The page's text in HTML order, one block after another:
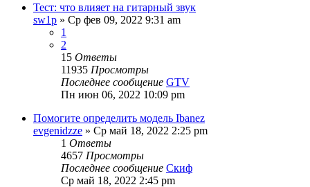
Тест: что влияет на гитарный звук
sw1p » Ср фев 09, 2022 9:31 am
1
2
15 Ответы
11935 Просмотры
Последнее сообщение GTV
Пн июн 06, 2022 10:09 pm
Помогите определить модель Ibanez
evgenidzze » Ср май 18, 2022 2:25 pm
1 Ответы
4657 Просмотры
Последнее сообщение Скиф
Ср май 18, 2022 2:45 pm